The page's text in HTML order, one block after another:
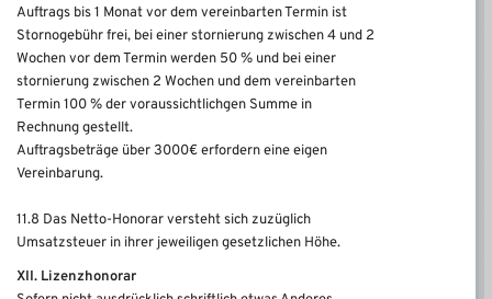
Auftrags bis 1 Monat vor dem vereinbarten Termin ist
Stornogebühr frei, bei einer stornierung zwischen 4 und 2
Wochen vor dem Termin werden 50 % und bei einer
stornierung zwischen 2 Wochen und dem vereinbarten
Termin 100 % der voraussichtlichgen Summe in
Rechnung gestellt.
Auftragsbeträge über 3000€ erfordern eine eigen
Vereinbarung.
11.8 Das Netto-Honorar versteht sich zuzüglich
Umsatzsteuer in ihrer jeweiligen gesetzlichen Höhe.
XII. Lizenzhonorar